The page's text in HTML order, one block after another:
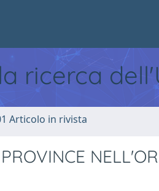
ricerca
Articolo in rivista